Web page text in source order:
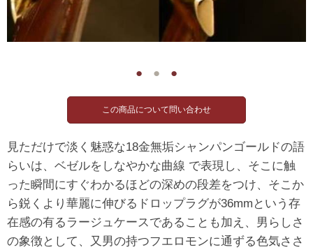
● ● ●
見ただけで淡く魅惑な18金無垢シャンパンゴールドの語
らいは、ベゼルをしなやかな曲線 で表現し、そこに触
った瞬間にすぐわかるほどの深めの段差をつけ、そこか
ら鋭くより華麗に伸びるドロップラグが36mmという存
在感の有るラージュケースであることも加え、男らしさ
の象徴として、又男の持つフエロモンに通ずる色気ささ